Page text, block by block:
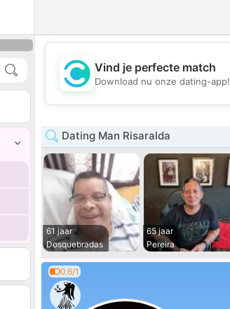
💖
Vind je perfecte match
Download nu onze dating-app!
Dating Man Risaralda
61 jaar
Dosquebradas
65 jaar
Pereira
0.6/1